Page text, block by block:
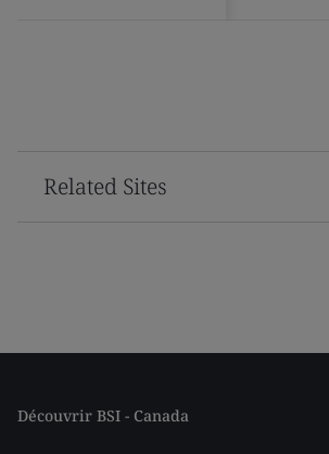
Related Sites
Découvrir BSI - Canada